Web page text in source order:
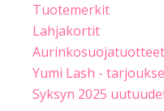
Tuotemerkit
Lahjakortit
Aurinkosuojatuotteet
Yumi Lash -
Syksyn 2025